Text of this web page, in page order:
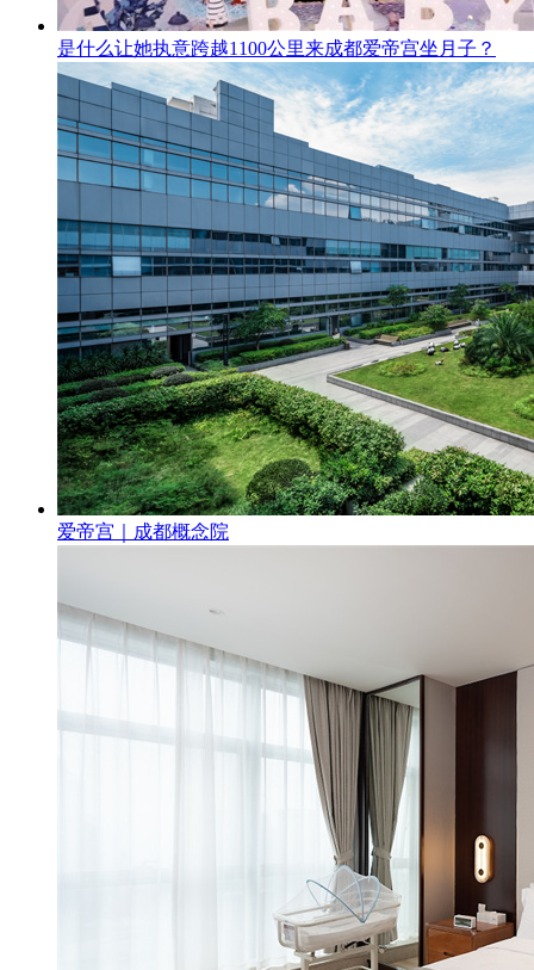
是什么让她执意跨越1100公里来成都爱帝宫坐月子？
爱帝宫｜成都概念院